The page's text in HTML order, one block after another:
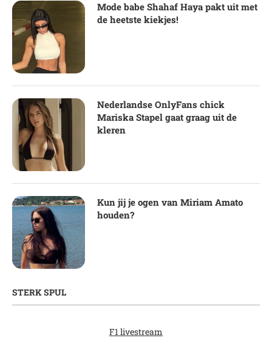
Mode babe Shahaf Haya pakt uit met
de heetste kiekjes!
Nederlandse OnlyFans chick
Mariska Stapel gaat graag uit de
kleren
Kun jij je ogen van Miriam Amato
houden?
STERK SPUL
F1 livestream